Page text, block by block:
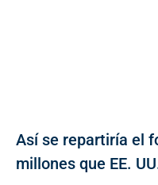
Así se repartiría el
millones que EE.